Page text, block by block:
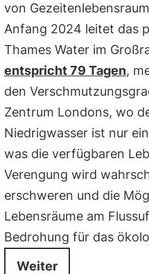
von
Anfang 2024 leitet das
Thames Water im
entspricht 79 Tagen,
den
Zentrum Londons, wo
Niedrigwasser ist nur
was die verfügbaren
Verengung wird
erschweren und die
Lebensräume am
Bedrohung für das
Weiter